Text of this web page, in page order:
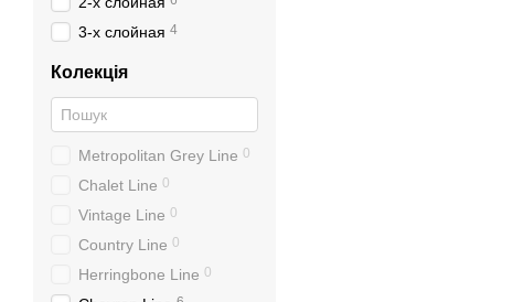
3-х слойная 4
Колекція
Metropolitan Grey Line 0
Chalet Line 0
Vintage Line 0
Country Line 0
Herringbone Line 0